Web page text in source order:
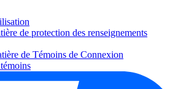
de protection des renseignements
de Témoins de Connexion